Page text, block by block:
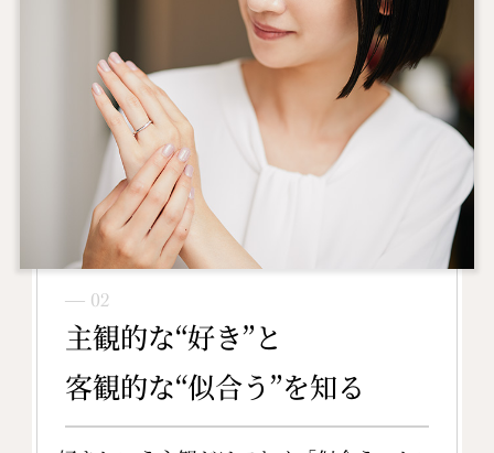
― 02
主観的な“好き”と
客観的な“似合う”を知る